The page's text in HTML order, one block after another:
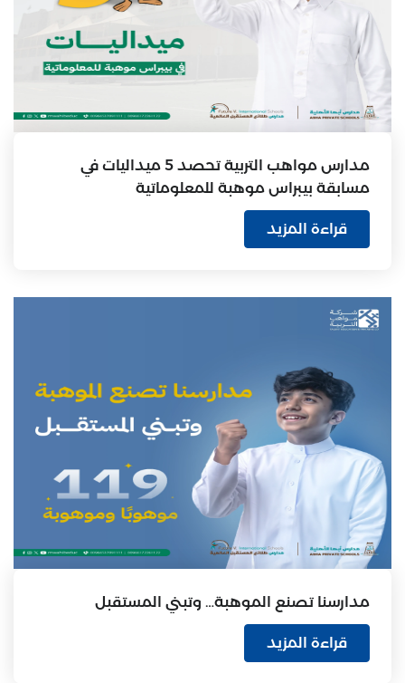
مدارس مواهب التربية تحصد 5 ميداليات في
مسابقة بيبراس موهبة للمعلوماتية
قراءة المزيد
مدارسنا تصنع الموهبة… وتبني المستقبل
قراءة المزيد